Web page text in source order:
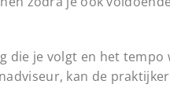
die je volgt en het tempo
kan de